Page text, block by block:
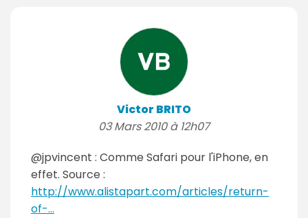
Victor BRITO
03 Mars 2010 à 12h07
@jpvincent : Comme Safari pour l'iPhone, en
effet. Source :
http://www.alistapart.com/articles/return-
of-...